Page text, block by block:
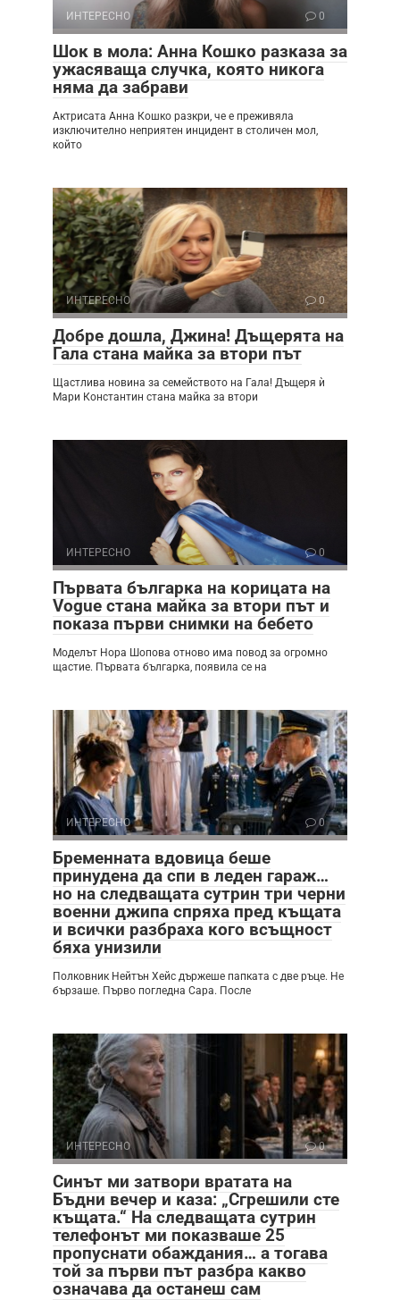
ИНТЕРЕСНО 0
Шок в мола: Анна Кошко разказа за
ужасяваща случка, която никога
няма да забрави
Актрисата Анна Кошко разкри, че е преживяла
изключително неприятен инцидент в столичен мол,
който
ИНТЕРЕСНО 0
Добре дошла, Джина! Дъщерята на
Гала стана майка за втори път
Щастлива новина за семейството на Гала! Дъщеря ѝ
Мари Константин стана майка за втори
ИНТЕРЕСНО 0
Първата българка на корицата на
Vogue стана майка за втори път и
показа първи снимки на бебето
Моделът Нора Шопова отново има повод за огромно
щастие. Първата българка, появила се на
ИНТЕРЕСНО 0
Бременната вдовица беше
принудена да спи в леден гараж…
но на следващата сутрин три черни
военни джипа спряха пред къщата
и всички разбраха кого всъщност
бяха унизили
Полковник Нейтън Хейс държеше папката с две ръце. Не
бързаше. Първо погледна Сара. После
ИНТЕРЕСНО 0
Синът ми затвори вратата на
Бъдни вечер и каза: „Сгрешили сте
къщата.“ На следващата сутрин
телефонът ми показваше 25
пропуснати обаждания… а тогава
той за първи път разбра какво
означава да останеш сам